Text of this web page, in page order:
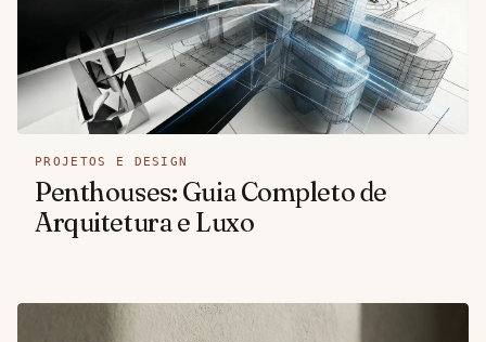
PROJETOS E DESIGN
Penthouses: Guia Completo de
Arquitetura e Luxo